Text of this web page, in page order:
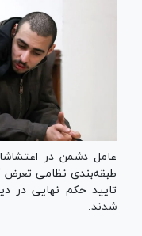
طبقه‌بندی نظامی تعرض
تایید حکم نهایی در
شدند.